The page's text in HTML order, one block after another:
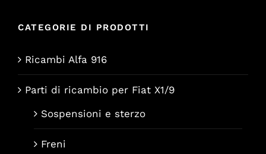
CATEGORIE DI PRODOTTI
Ricambi Alfa 916
Parti di ricambio per Fiat X1/9
Sospensioni e sterzo
Freni